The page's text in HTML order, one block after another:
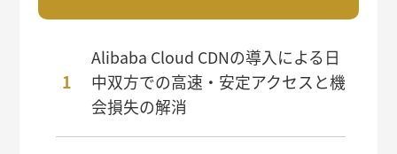
Alibaba Cloud CDNの導入による日
中双方での高速・安定アクセスと機
会損失の解消